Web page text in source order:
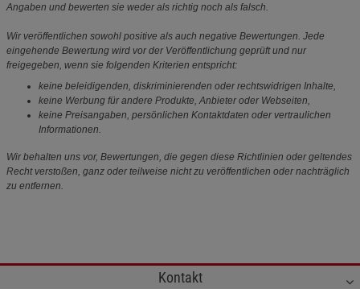
Angaben und bewerten sie weder als richtig noch als falsch.
Wir veröffentlichen sowohl positive als auch negative Bewertungen. Jede
eingehende Bewertung wird vor der Veröffentlichung geprüft und nur
freigegeben, wenn sie folgenden Kriterien entspricht:
keine beleidigenden, diskriminierenden oder rechtswidrigen Inhalte,
keine Werbung für andere Produkte, Anbieter oder Webseiten,
keine Preisangaben, persönlichen Kontaktdaten oder vertraulichen
Informationen.
Wir behalten uns vor, Bewertungen, die gegen diese Richtlinien oder geltendes
Recht verstoßen, ganz oder teilweise nicht zu veröffentlichen oder nachträglich
zu entfernen.
Kontakt